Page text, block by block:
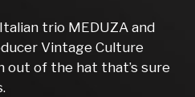
trio MEDUZA and
Vintage Culture
out of the hat that’s sure